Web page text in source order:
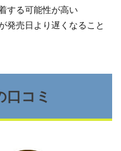
する可能性が高い
発売日より遅くなること
口コミ